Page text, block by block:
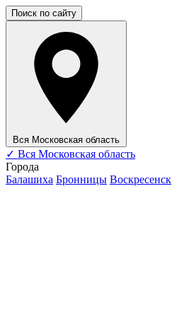
Поиск по сайту
Вся Московская область
✓ Вся Московская область
Города
Балашиха Бронницы Воскресенск